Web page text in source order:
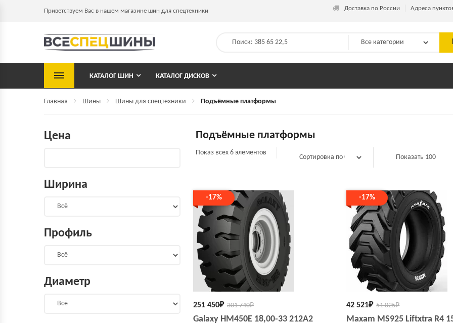
Приветствуем Вас в нашем магазине шин для спецтехники Доставка по России Адреса
КАТАЛОГ ШИН КАТАЛОГ ДИСКОВ
Главная Шины Шины для спецтехники Подъёмные платформы
Подъёмные платформы
Показ всех 6 элементов
-17%
301 740₽
251 450₽
Galaxy HM450E 18,00-33 212A2
-17%
51 025₽
42 521₽
Maxam MS925 Liftxtra R4
Цена
Ширина
Профиль
Диаметр